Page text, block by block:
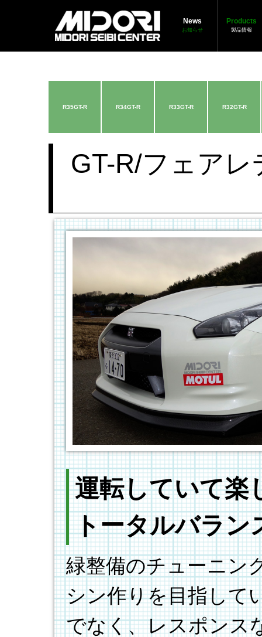
News
お知らせ
Products
製品情報
R35GT-R R34GT-R R33GT-R R32GT-R
GT-R/フェア
運転していて楽
トータルバラン
緑整備のチューニン
シン作りを目指して
でなく、レスポンス